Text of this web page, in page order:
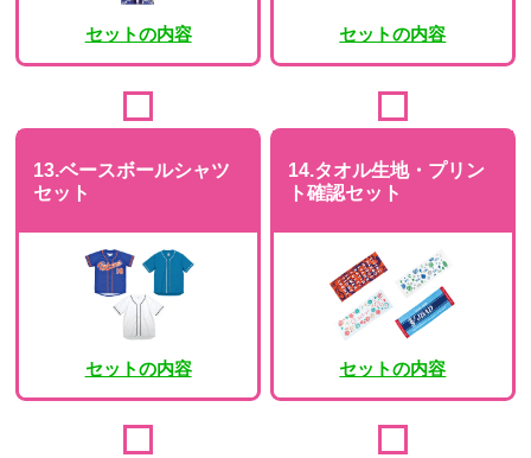
セットの内容 セットの内容
13.ベースボールシャツ
セット
セットの内容
14.タオル生地・プリン
ト確認セット
セットの内容